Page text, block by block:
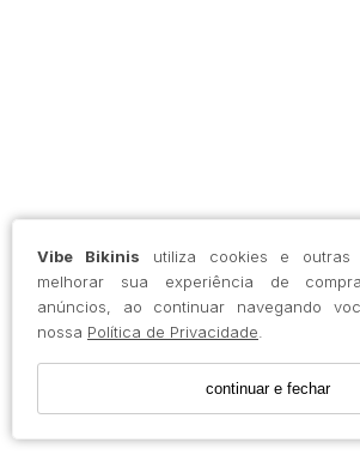
Vibe Bikinis utiliza cookies e outras
melhorar sua experiência de
anúncios, ao continuar navegando
nossa Política de Privacidade
continuar e fechar